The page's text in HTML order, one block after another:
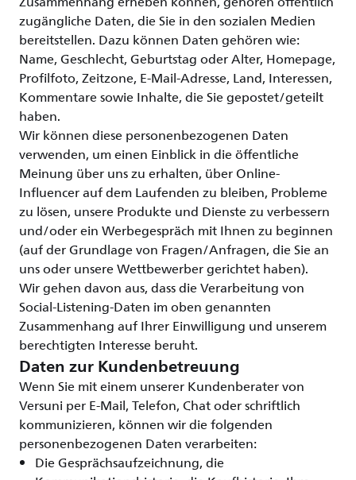
zugängliche Daten, die Sie in den sozialen Medien
bereitstellen. Dazu können Daten gehören wie:
Name, Geschlecht, Geburtstag oder Alter, Homepage,
Profilfoto, Zeitzone, E-Mail-Adresse, Land, Interessen,
Kommentare sowie Inhalte, die Sie gepostet/geteilt
haben.
Wir können diese personenbezogenen Daten
verwenden, um einen Einblick in die öffentliche
Meinung über uns zu erhalten, über Online-
Influencer auf dem Laufenden zu bleiben, Probleme
zu lösen, unsere Produkte und Dienste zu verbessern
und/oder ein Werbegespräch mit Ihnen zu beginnen
(auf der Grundlage von Fragen/Anfragen, die Sie an
uns oder unsere Wettbewerber gerichtet haben).
Wir gehen davon aus, dass die Verarbeitung von
Social-Listening-Daten im oben genannten
Zusammenhang auf Ihrer Einwilligung und unserem
berechtigten Interesse beruht.
Daten zur Kundenbetreuung
Wenn Sie mit einem unserer Kundenberater von
Versuni per E-Mail, Telefon, Chat oder schriftlich
kommunizieren, können wir die folgenden
personenbezogenen Daten verarbeiten:
Die Gesprächsaufzeichnung, die